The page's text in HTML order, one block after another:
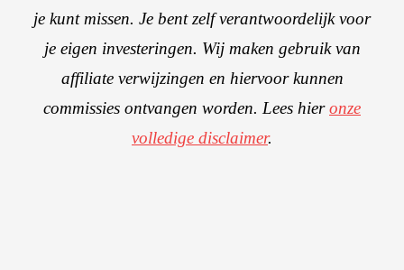
je kunt missen. Je bent zelf verantwoordelijk voor
je eigen investeringen. Wij maken gebruik van
affiliate verwijzingen en hiervoor kunnen
commissies ontvangen worden. Lees hieronze
volledige disclaimer.